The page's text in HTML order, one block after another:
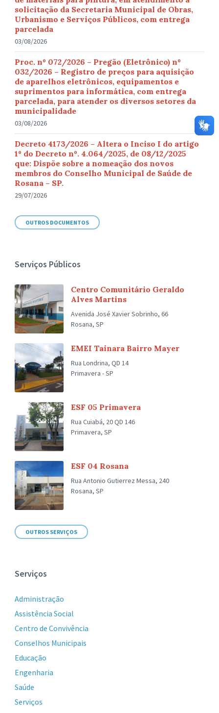
solicitação da Secretaria Municipal de Obras,
Urbanismo e Serviços Públicos, com entrega
parcelada
03/08/2026
Proc. nº 072/2026 – Pregão (Eletrônico) nº
032/2026 – Registro de preços para aquisição
de aparelhos eletrônicos, equipamentos e
suprimentos para informática, com entrega
parcelada, para atender os diversos setores da
municipalidade
03/08/2026
Decreto 4173/2026 – Altera o Inciso I do artigo
1º do Decreto nº. 4.064/2025, de 08/12/2025
que: Dispõe sobre a nomeação dos novos
membros do Conselho Municipal de Saúde de
Rosana – SP.
29/07/2026
OUTROS DOCUMENTOS
Serviços Públicos
Centro Comunitário Geraldo
Alves Martins
Avenida José Xavier Sobrinho, 66
Rosana, SP
EMEI Tainara Bairro Mayer
Rua Londrina, QD 14
Primavera - SP
ESF 05 Primavera
Rua Cuiabá, 20 QD 146
Primavera, SP
ESF 04 Rosana
Rua Antonio Gutierrez Messa, 240
Rosana, SP
OUTROS SERVIÇOS
Serviços
Administração
Assistência Social
Centro de Convivência
Conselhos Municipais
Educação
Engenharia
Saúde
Serviços